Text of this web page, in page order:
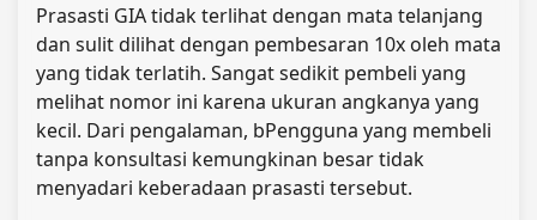
Prasasti GIA tidak terlihat dengan mata telanjang
dan sulit dilihat dengan pembesaran 10x oleh mata
yang tidak terlatih. Sangat sedikit pembeli yang
melihat nomor ini karena ukuran angkanya yang
kecil. Dari pengalaman, bPengguna yang membeli
tanpa konsultasi kemungkinan besar tidak
menyadari keberadaan prasasti tersebut.